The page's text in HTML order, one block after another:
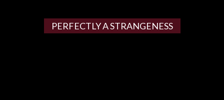
PERFECTLY A STRANGENESS